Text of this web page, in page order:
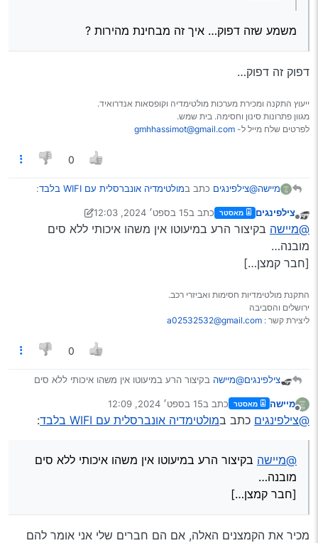
משמע שזה דפוק… איך זה מבחינת מהירות ?
דפוק זה דפוק…
ייעוץ התקנה ומכירת מערכות מולטימדיה וקופסאות אנדרואיד.
מגוון פתרונות סינון וחסימה. בית שמש.
לפרטים שלח מייל ל- gmhhassimot@gmail.com
0
מיישה@צילפינגים כתב במולטימדיה אונברסלית עם WIFI בלבד :
@מיישהכתב במולטימדיה אונברסלית עם WIFI בלבד
משמע שזה דפוק… איך זה מבחינת מהירות ?
צילפינגים מאסטר כתב ב15 בספט׳ 2024, 12:03
נערך לאחרונה על ידי צילפינגים
@מיישה בקיצור הרע במיעוטו אין משהו איכותי ללא סים
מובנה…
[חבר קמצן…]
התקנת מולטימדיות חסימות ואביזרי רכב.
ירושלים והסביבה
ליצירת קשר : a02532532@gmail.com
0
צילפינגים@מיישה בקיצור הרע במיעוטו אין משהו איכותי ללא סים
[חבר קמצן…]
מנותק
מיישה מאסטר כתב ב15 בספט׳ 2024, 12:09
נערך לאחרונה על ידי
@צילפינגים כתב במולטימדיה אונברסלית עם WIFI בלבד :
@מיישה בקיצור הרע במיעוטו אין משהו איכותי ללא סים
מובנה…
[חבר קמצן…]
מכיר את הקמצנים האלה, אם הם חברים שלי אני אומר להם